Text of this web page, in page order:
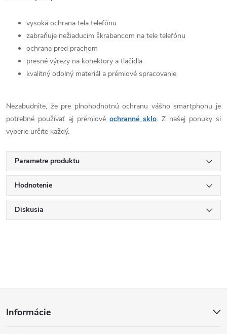
vysoká ochrana tela telefónu
zabraňuje nežiaducim škrabancom na tele telefónu
ochrana pred prachom
presné výrezy na konektory a tlačidla
kvalitný odolný materiál a prémiové spracovanie
Nezabudnite, že pre plnohodnotnú ochranu vášho smartphonu je
potrebné používať aj prémiové ochranné sklo. Z našej ponuky si
vyberie určite každý.
Parametre produktu
Hodnotenie
Diskusia
Informácie